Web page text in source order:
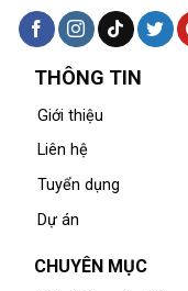
THÔNG TIN
Giới thiệu
Liên hệ
Tuyển dụng
Dự án
CHUYÊN MỤC